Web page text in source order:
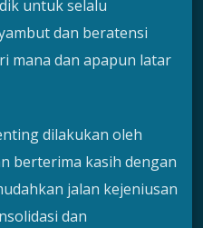
untuk selalu
dan beratensi
mana dan apapun latar
dilakukan oleh
berterima kasih dengan
jalan kejeniusan
dan